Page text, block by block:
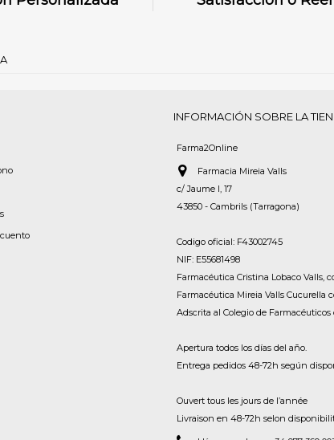
INFORMACIÓN SOBRE LA
Farma2Online
Farmacia Mireia Valls
c/ Jaume I, 17
43850 - Cambrils (Tarragona)
Codigo oficial: F43002745
NIF: E55681498
Farmacéutica Cristina Lobaco Valls,
Farmacéutica Mireia Valls Cucurella
Adscrita al Colegio de Farmacéuticos
Apertura todos los días del año.
Entrega pedidos 48-72h según
Ouvert tous les jours de l’année
Livraison en 48-72h selon